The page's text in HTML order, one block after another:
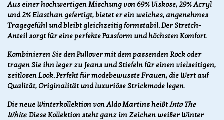
Aus einer hochwertigen Mischung von 69% Viskose, 29% Acryl
und 2% Elasthan gefertigt, bietet er ein weiches, angenehmes
Tragegefühl und bleibt gleichzeitig formstabil. Der Stretch-
Anteil sorgt für eine perfekte Passform und höchsten Komfort.
Kombinieren Sie den Pullover mit dem passenden Rock oder
tragen Sie ihn leger zu Jeans und Stiefeln für einen vielseitigen,
zeitlosen Look. Perfekt für modebewusste Frauen, die Wert auf
Qualität, Originalität und luxuriöse Strickmode legen.
Die neue Winterkollektion von Aldo Martins heißtInto The
White. Diese Kollektion steht ganz im Zeichen weißer Winter